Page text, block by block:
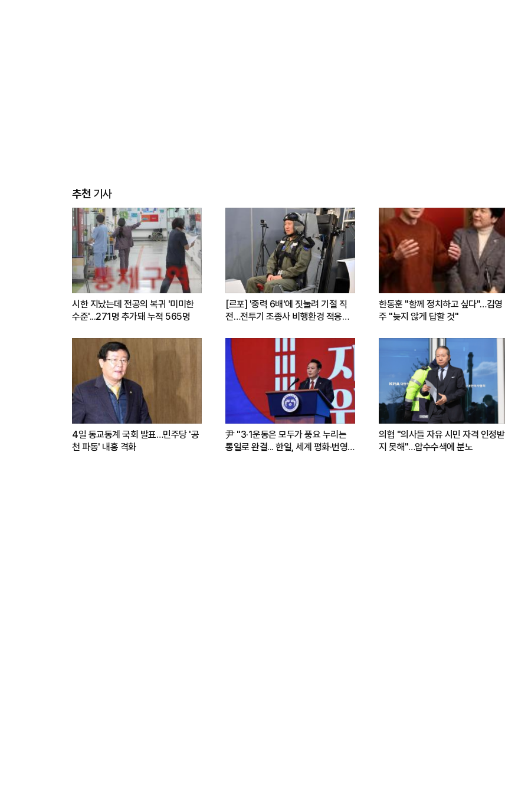
추천기사
시한 지났는데 전공의 복귀 '미미한
수준'...271명 추가돼 누적 565명
[르포] '중력 6배'에 짓눌려 기절 직
전…전투기 조종사 비행환경 적응훈
한동훈 "함께 정치하고 싶다"…김영
주 "늦지 않게 답할 것"
4일 동교동계 국회 발표…민주당 '공
천 파동' 내홍 격화
尹 "3·1운동은 모두가 풍요 누리는
통일로 완결... 한일, 세계 평화·번영
의협 "의사들 자유 시민 자격 인정받
지 못해"…압수수색에 분노